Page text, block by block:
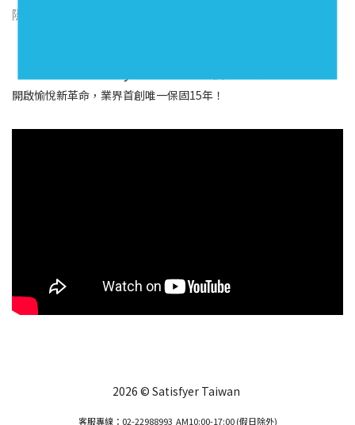
隱私權政策
開啟愉悅新革命，業界首創唯一保固15年！
2026 © Satisfyer Taiwan
客服專線：02-22988993 AM10:00-17:00 (假日除外)